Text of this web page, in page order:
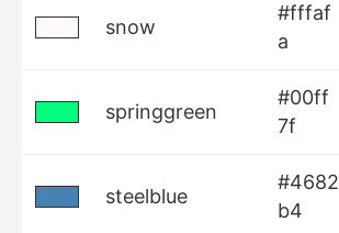
snow
#fffaf
a
springgreen
#00ff
7f
steelblue
#4682
b4